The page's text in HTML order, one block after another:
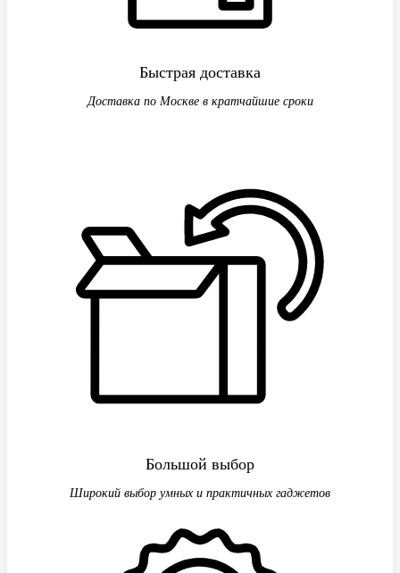
Быстрая доставка
Доставка по Москве в кратчайшие сроки
Большой выбор
Широкий выбор умных и практичных гаджетов